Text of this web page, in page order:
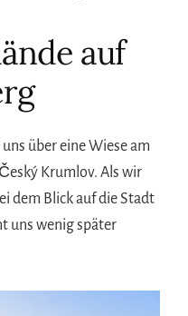
auf
über eine Wiese am
Krumlov. Als wir
dem Blick auf die Stadt
uns wenig später